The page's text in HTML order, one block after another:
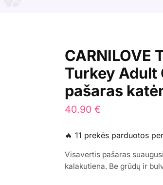
CARNILOVE
Turkey Adult
pašaras
40.90 €
🔥 11 prekės parduotos
Visavertis pašaras
kalakutiena. Be grūdų ir